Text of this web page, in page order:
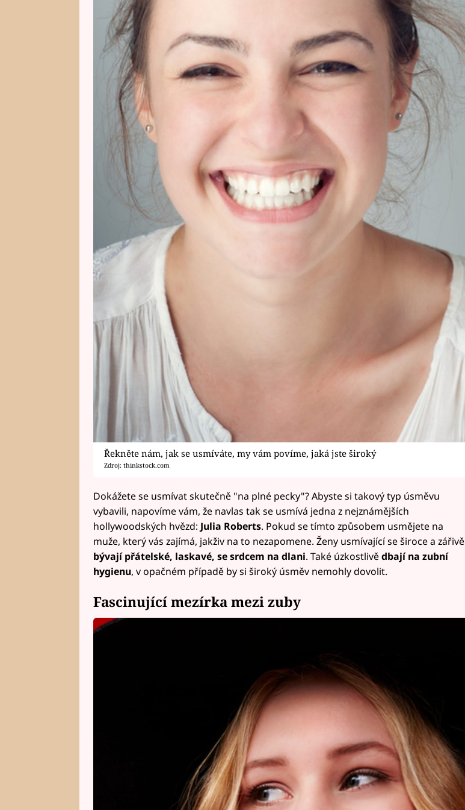
Řekněte nám, jak se usmíváte, my vám povíme, jaká jste široký
Zdroj: thinkstock.com
Dokážete se usmívat skutečně "na plné pecky"? Abyste si takový typ úsměvu
vybavili, napovíme vám, že navlas tak se usmívá jedna z nejznámějších
hollywoodských hvězd: Julia Roberts. Pokud se tímto způsobem usmějete na
muže, který vás zajímá, jakživ na to nezapomene. Ženy usmívající se široce a zářivě
bývají přátelské, laskavé, se srdcem na dlani. Také úzkostlivědbají na zubní
hygienu, v opačném případě by si široký úsměv nemohly dovolit.
Fascinující mezírka mezi zuby